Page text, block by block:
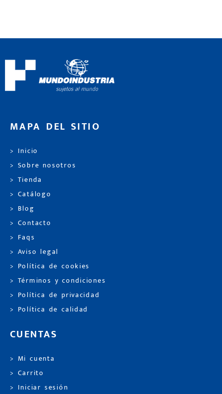
MAPA DEL SITIO
> Inicio
> Sobre nosotros
> Tienda
> Catálogo
> Blog
> Contacto
> Faqs
> Aviso legal
> Política de cookies
> Términos y condiciones
> Política de privacidad
> Política de calidad
CUENTAS
> Mi cuenta
> Carrito
> Iniciar sesión